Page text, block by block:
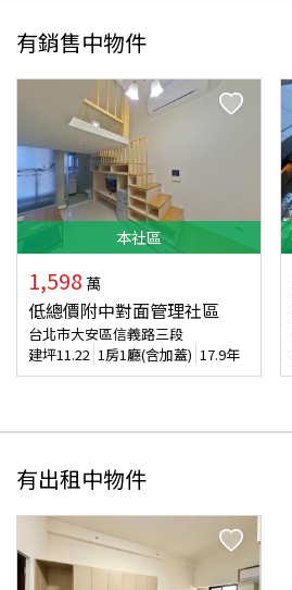
有銷售中物件
本社區
1,598 萬
低總價附中對面管理社區
台北市大安區信義路三段
建坪11.22 1房1廳(含加蓋) 17.9年
有出租中物件